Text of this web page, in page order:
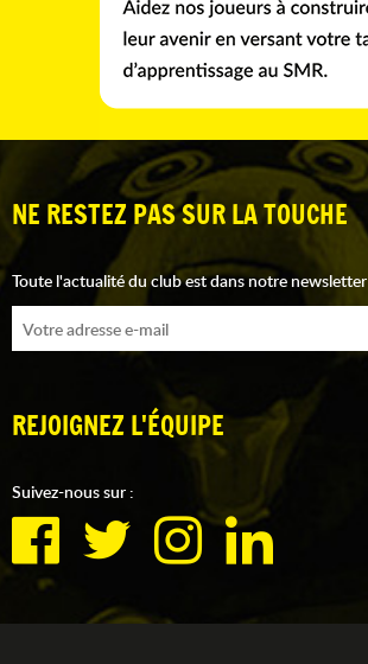
NE RESTEZ PAS SUR LA TOUCHE
Toute l'actualité du club est dans notre newsletter
REJOIGNEZ L'ÉQUIPE
Suivez-nous sur :